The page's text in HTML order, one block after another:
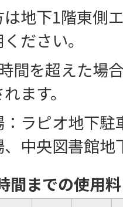
地下1階東側
ださい。
間を超えた場
ます。
ラピオ地下駐
中央図書館地
間までの使用